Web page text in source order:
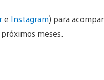
e Instagram) para
meses.